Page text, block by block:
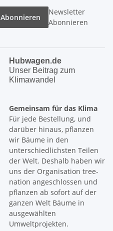
Abonnieren
Newsletter
Abonnieren
Hubwagen.de
Unser Beitrag zum
Klimawandel
Gemeinsam für das Klima
Für jede Bestellung, und
darüber hinaus, pflanzen
wir Bäume in den
unterschiedlichsten Teilen
der Welt. Deshalb haben wir
uns der Organisation tree-
nation angeschlossen und
pflanzen ab sofort auf der
ganzen Welt Bäume in
ausgewählten
Umweltprojekten.